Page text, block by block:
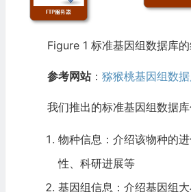
Figure 1 标准基因组数据库
参考网站： 猕猴桃基因组数
我们推出的标准基因组数据库
物种信息：介绍该物种的
性、科研进展等
基因组信息：介绍基因组